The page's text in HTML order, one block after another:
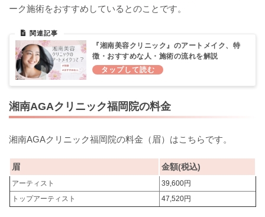
ーク施術をおすすめしているとのことです。
『湘南美容クリニック』のアートメイク、特
徴・おすすめな人・施術の流れを解説
湘南AGAクリニック福岡院の料金
湘南AGAクリニック福岡院の料金（眉）はこちらです。
眉 金額(税込)
アーティスト
39,600円
トップアーティスト
47,520円